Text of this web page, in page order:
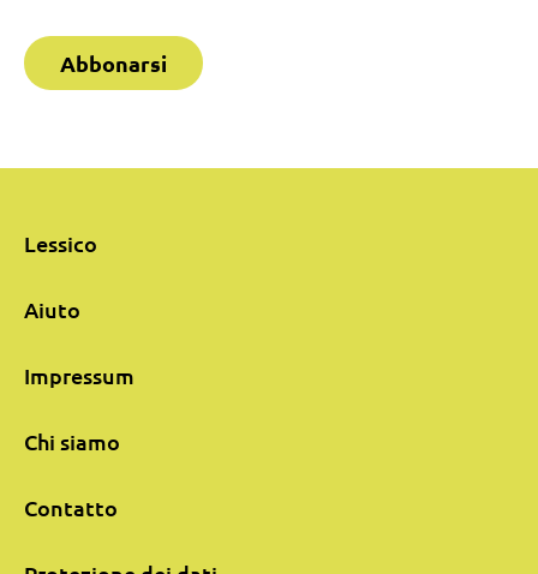
Abbonarsi
Lessico
Aiuto
Impressum
Chi siamo
Contatto